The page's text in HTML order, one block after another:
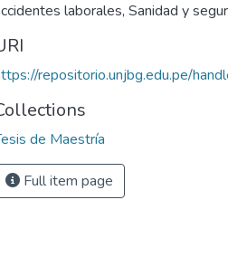
laborales, Sanidad y
repositorio.unjbg.edu.pe/
de Maestría
Full item page